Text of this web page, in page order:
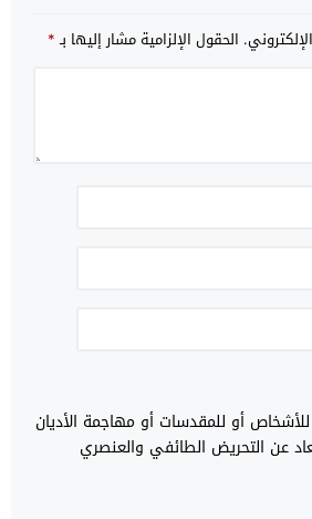
الحقول الإلزامية مشار إليها بـ*
أو للمقدسات أو مهاجمة الأديان
عن التحريض الطائفي والعنصري